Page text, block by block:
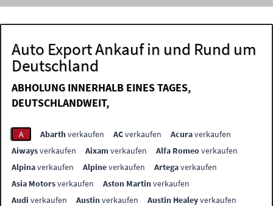
Auto Export Ankauf in und Rund um
Deutschland
ABHOLUNG INNERHALB EINES TAGES,
DEUTSCHLANDWEIT,
A Abarthverkaufen ACverkaufen Acuraverkaufen
Aiwaysverkaufen Aixamverkaufen Alfa Romeoverkaufen
Alpinaverkaufen Alpineverkaufen Artegaverkaufen
Asia Motorsverkaufen Aston Martinverkaufen
Audi verkaufen Austinverkaufen Austin Healeyverkaufen